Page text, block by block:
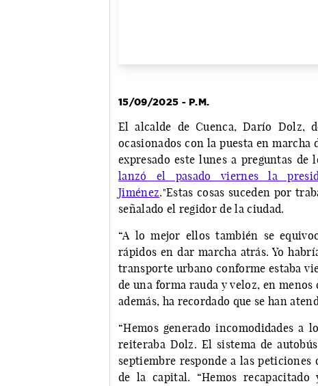
15/09/2025 - P.M.
El alcalde de Cuenca, Darío Dolz,
ocasionados con la puesta en
expresado este lunes a preguntas
lanzó el pasado viernes la
Jiménez."Estas cosas suceden por
señalado el regidor de la ciudad.
“A lo mejor ellos también se
rápidos en dar marcha atrás. Yo
transporte urbano conforme estaba
de una forma rauda y veloz, en
además, ha recordado que se han
“Hemos generado incomodidades a
reiteraba Dolz. El sistema de
septiembre responde a las
de la capital. “Hemos